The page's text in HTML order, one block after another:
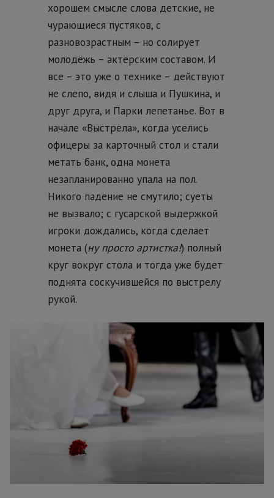
хорошем смысле слова детские, не
чурающиеся пустяков, с
разновозрастным – но солирует
молодёжь – актёрским составом. И
все – это уже о технике – действуют
не слепо, видя и слыша и Пушкина, и
друг друга, и Парки лепетанье. Вот в
начале «Выстрела», когда уселись
офицеры за карточный стол и стали
метать банк, одна монета
незапланированно упала на пол.
Никого падение не смутило; суеты
не вызвало; с гусарской выдержкой
игроки дождались, когда сделает
монета (ну просто артистка!) полный
круг вокруг стола и тогда уже будет
поднята соскучившейся по выстрелу
рукой.